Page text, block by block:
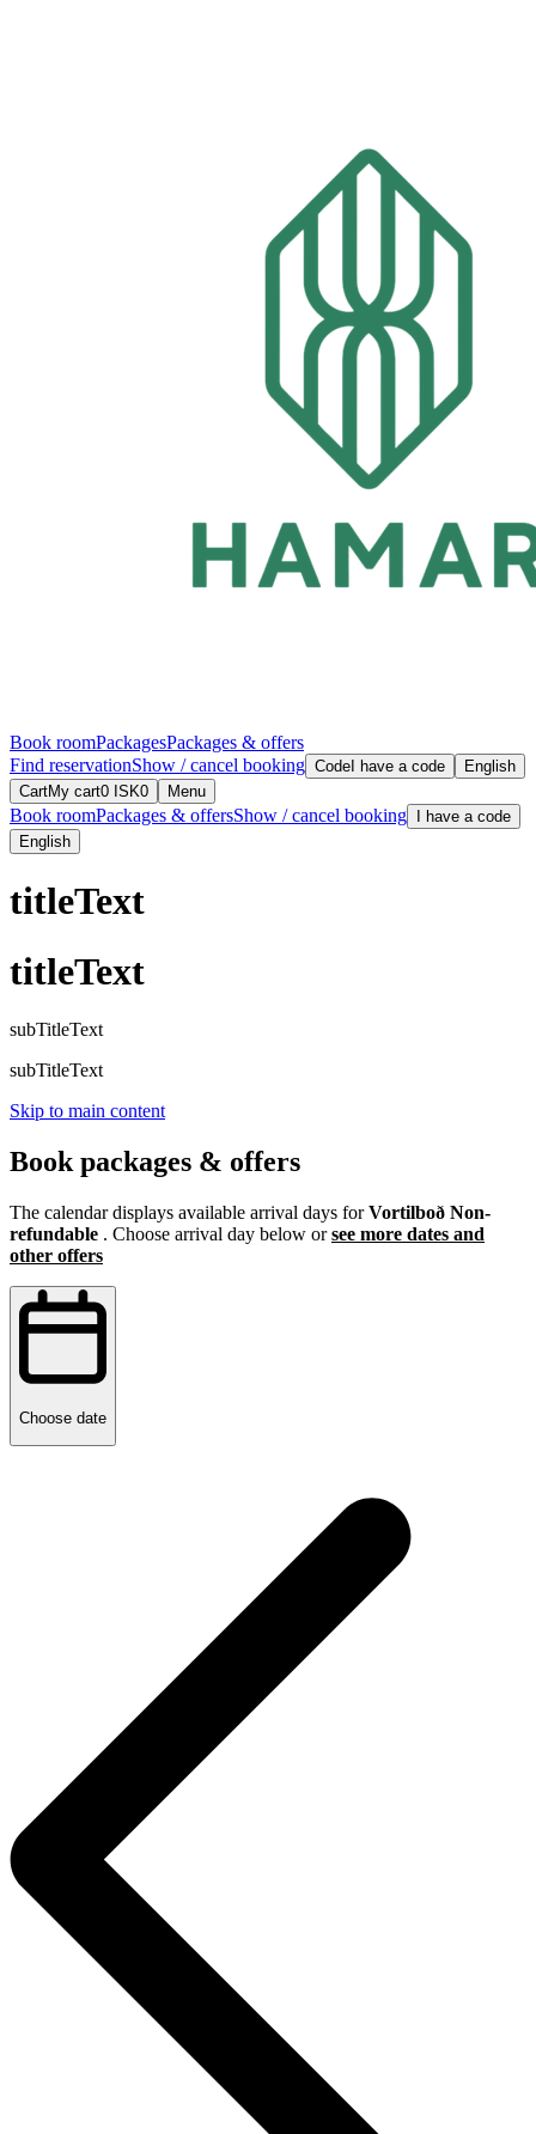
Book roomPackagesPackages & offers
Find reservationShow / cancel booking Code I have a code
English
CartMy cart0 ISK0 Menu
Book roomPackages & offersShow / cancel booking
I have a code
English
titleText
titleText
subTitleText
subTitleText
Skip to main content
Book packages & offers
The calendar displays available arrival days forVortilboð Non-
refundable . Choose arrival day below orsee more dates and
other offers
Choose date